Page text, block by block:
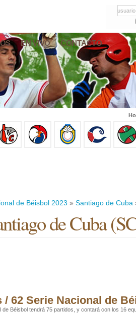
EN VIVO CONTACTO
de Béisbol 2023 » Santiago de Cuba
de Cuba
62 Serie Nacional de
Béisbol tendrá 75 partidos, y contará con los 16